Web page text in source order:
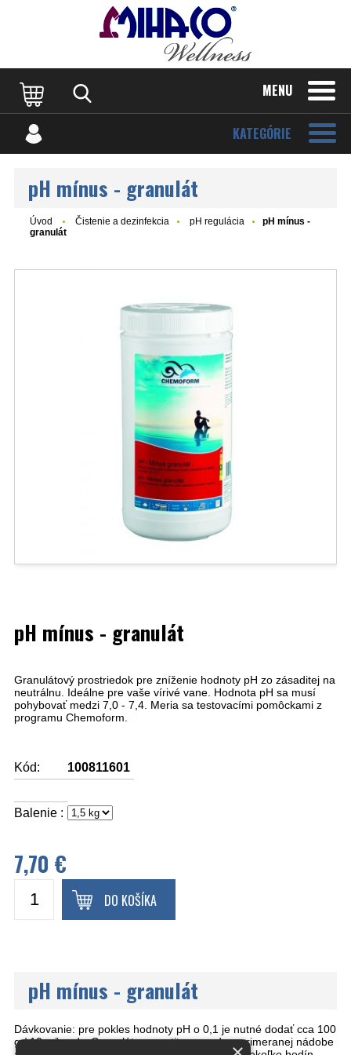
MENU
KATEGÓRIE
pH mínus - granulát
Úvod Čistenie a dezinfekcia pH regulácia
pH mínus -
granulát
pH mínus - granulát
Granulátový prostriedok pre zníženie hodnoty pH zo zásaditej na
neutrálnu. Ideálne pre vaše vírivé vane. Hodnota pH sa musí
pohybovať medzi 7,0 - 7,4. Meria sa testovacími pomôckami z
programu Chemoform.
Kód: 100811601
Balenie :
7,70 €
DO KOŠÍKA
pH mínus - granulát
Dávkovanie: pre pokles hodnoty pH o 0,1 je nutné dodať cca 100
g / 10 m³ vody. Granulát rozpustite vo vode v primeranej nádobe